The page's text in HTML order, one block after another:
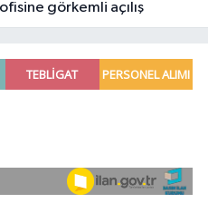
görkemli açılış